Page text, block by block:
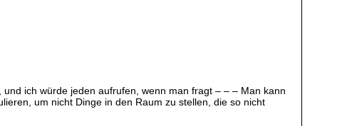
ich würde jeden aufrufen, wenn man fragt – – – Man kann
um nicht Dinge in den Raum zu stellen, die so nicht